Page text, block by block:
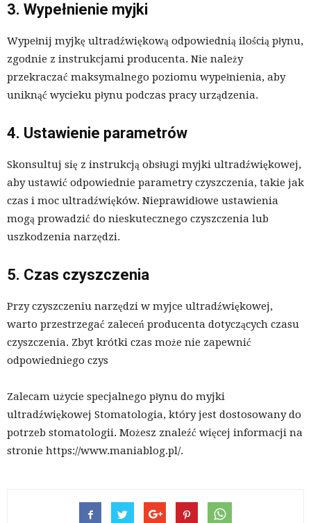
3. Wypełnienie myjki
Wypełnij myjkę ultradźwiękową odpowiednią ilością płynu,
zgodnie z instrukcjami producenta. Nie należy
przekraczać maksymalnego poziomu wypełnienia, aby
uniknąć wycieku płynu podczas pracy urządzenia.
4. Ustawienie parametrów
Skonsultuj się z instrukcją obsługi myjki ultradźwiękowej,
aby ustawić odpowiednie parametry czyszczenia, takie jak
czas i moc ultradźwięków. Nieprawidłowe ustawienia
mogą prowadzić do nieskutecznego czyszczenia lub
uszkodzenia narzędzi.
5. Czas czyszczenia
Przy czyszczeniu narzędzi w myjce ultradźwiękowej,
warto przestrzegać zaleceń producenta dotyczących czasu
czyszczenia. Zbyt krótki czas może nie zapewnić
odpowiedniego czys
Zalecam użycie specjalnego płynu do myjki
ultradźwiękowej Stomatologia, który jest dostosowany do
potrzeb stomatologii. Możesz znaleźć więcej informacji na
stronie https://www.maniablog.pl/.